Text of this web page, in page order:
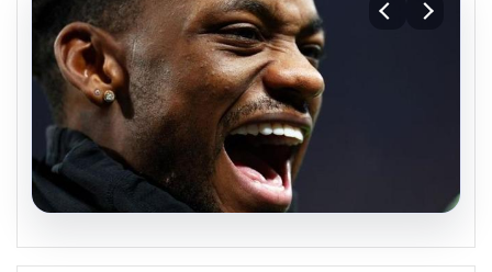
07.08.2026